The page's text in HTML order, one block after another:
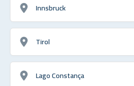
Innsbruck
Tirol
Lago Constança